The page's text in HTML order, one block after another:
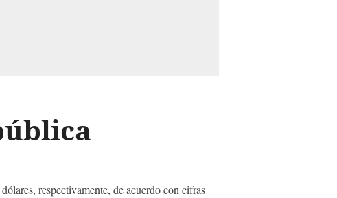
respectivamente, de acuerdo con cifras